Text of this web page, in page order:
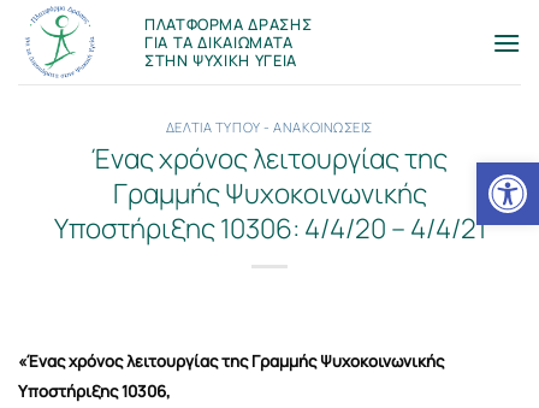
Μετάβαση
στο
περιεχόμενο
ΠΛΑΤΦΟΡΜΑ ΔΡΑΣΗΣ
ΓΙΑ ΤΑ ΔΙΚΑΙΩΜΑΤΑ
ΣΤΗΝ ΨΥΧΙΚΗ ΥΓΕΙΑ
ΔΕΛΤΙΑ ΤΥΠΟΥ - ΑΝΑΚΟΙΝΩΣΕΙΣ
Ένας χρόνος λειτουργίας της
Γραμμής Ψυχοκοινωνικής
Υποστήριξης 10306: 4/4/20 – 4/4/21
«Ένας χρόνος λειτουργίας της Γραμμής Ψυχοκοινωνικής
Υποστήριξης 10306,